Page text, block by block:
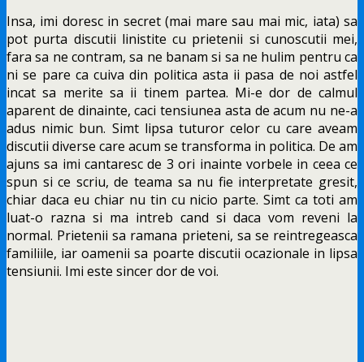
Insa, imi doresc in secret (mai mare sau mai mic, iata) sa
pot purta discutii linistite cu prietenii si cunoscutii mei,
fara sa ne contram, sa ne banam si sa ne hulim pentru ca
ni se pare ca cuiva din politica asta ii pasa de noi astfel
incat sa merite sa ii tinem partea. Mi-e dor de calmul
aparent de dinainte, caci tensiunea asta de acum nu ne-a
adus nimic bun. Simt lipsa tuturor celor cu care aveam
discutii diverse care acum se transforma in politica. De am
ajuns sa imi cantaresc de 3 ori inainte vorbele in ceea ce
spun si ce scriu, de teama sa nu fie interpretate gresit,
chiar daca eu chiar nu tin cu nicio parte. Simt ca toti am
luat-o razna si ma intreb cand si daca vom reveni la
normal. Prietenii sa ramana prieteni, sa se reintregeasca
familiile, iar oamenii sa poarte discutii ocazionale in lipsa
tensiunii. Imi este sincer dor de voi.